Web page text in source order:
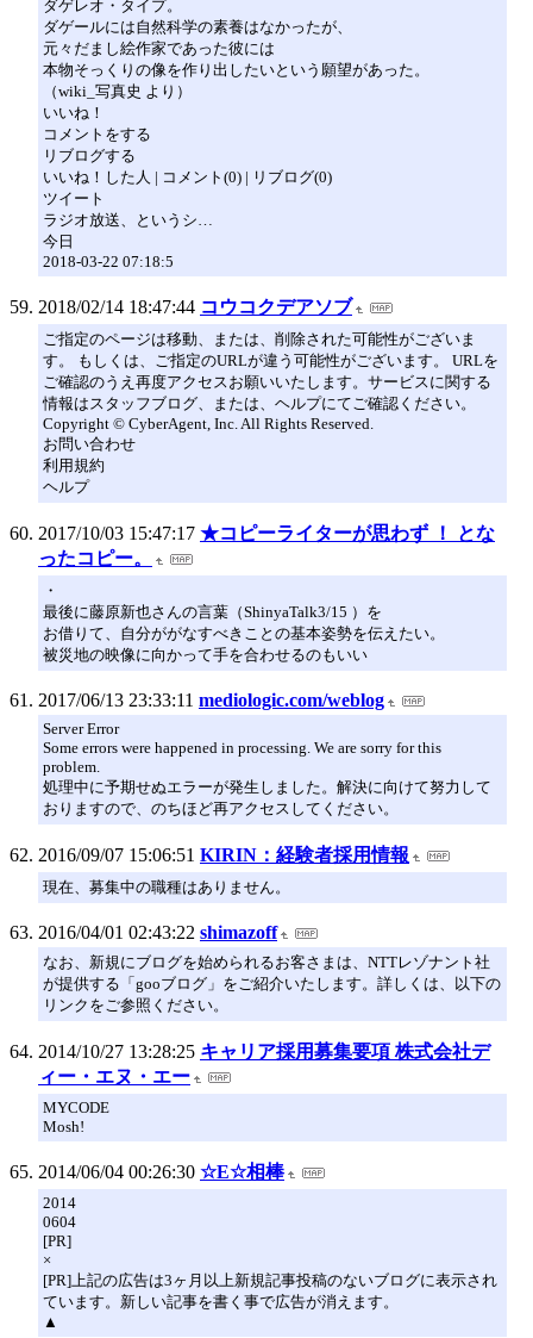
ダゲレオ・タイプ。
ダゲールには自然科学の素養はなかったが、
元々だまし絵作家であった彼には
本物そっくりの像を作り出したいという願望があった。
（wiki_写真史 より）
いいね！
コメントをする
リブログする
いいね！した人 | コメント(0) | リブログ(0)
ツイート
ラジオ放送、というシ…
今日
2018-03-22 07:18:5
2018/02/14 18:47:44 コウコクデアソブ
ご指定のページは移動、または、削除された可能性がございま
す。 もしくは、ご指定のURLが違う可能性がございます。 URLを
ご確認のうえ再度アクセスお願いいたします。サービスに関する
情報はスタッフブログ、または、ヘルプにてご確認ください。
Copyright © CyberAgent, Inc. All Rights Reserved.
お問い合わせ
利用規約
ヘルプ
2017/10/03 15:47:17 ★コピーライターが思わず ！ とな
ったコピー。
・
最後に藤原新也さんの言葉（ShinyaTalk3/15 ）を
お借りて、自分ががなすべきことの基本姿勢を伝えたい。
被災地の映像に向かって手を合わせるのもいい
2017/06/13 23:33:11 mediologic.com/weblog
Server Error
Some errors were happened in processing. We are sorry for this
problem.
処理中に予期せぬエラーが発生しました。解決に向けて努力して
おりますので、のちほど再アクセスしてください。
2016/09/07 15:06:51 KIRIN：経験者採用情報
現在、募集中の職種はありません。
2016/04/01 02:43:22 shimazoff
なお、新規にブログを始められるお客さまは、NTTレゾナント社
が提供する「gooブログ」をご紹介いたします。詳しくは、以下の
リンクをご参照ください。
2014/10/27 13:28:25 キャリア採用募集要項 株式会社デ
ィー・エヌ・エー
MYCODE
Mosh!
2014/06/04 00:26:30 ☆E☆相棒
2014
0604
[PR]
×
[PR]上記の広告は3ヶ月以上新規記事投稿のないブログに表示され
ています。新しい記事を書く事で広告が消えます。
▲